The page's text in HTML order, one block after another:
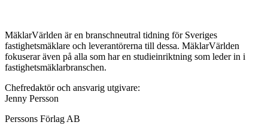
MäklarVärlden är en branschneutral tidning för Sveriges
fastighetsmäklare och leverantörerna till dessa. MäklarVärlden
fokuserar även på alla som har en studieinriktning som leder in i
fastighetsmäklarbranschen.
Chefredaktör och ansvarig utgivare:
Jenny Persson
Perssons Förlag AB